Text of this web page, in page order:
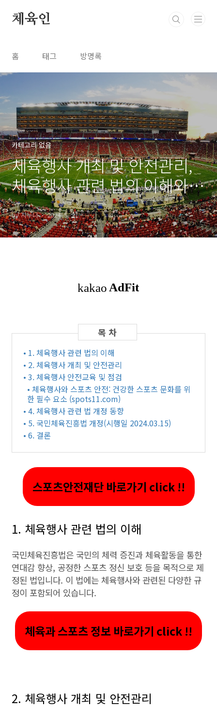
체육인
홈 태그 방명록
카테고리 없음
체육행사 개최 및 안전관리,
체육행사 관련 법의 이해와
법 개정 동향
by 지누니 2024. 5. 31.
• 1. 체육행사 관련 법의 이해
• 2. 체육행사 개최 및 안전관리
• 3. 체육행사 안전교육 및 점검
• 체육행사와 스포츠 안전: 건강한 스포츠 문화를 위
한 필수 요소 (spots11.com)
• 4. 체육행사 관련 법 개정 동향
• 5. 국민체육진흥법 개정(시행일 2024.03.15)
• 6. 결론
스포츠안전재단 바로가기 click !!
1. 체육행사 관련 법의 이해
국민체육진흥법은 국민의 체력 증진과 체육활동을 통한
연대감 향상, 공정한 스포츠 정신 보호 등을 목적으로 제
정된 법입니다. 이 법에는 체육행사와 관련된 다양한 규
정이 포함되어 있습니다.
체육과 스포츠 정보 바로가기 click !!
2. 체육행사 개최 및 안전관리